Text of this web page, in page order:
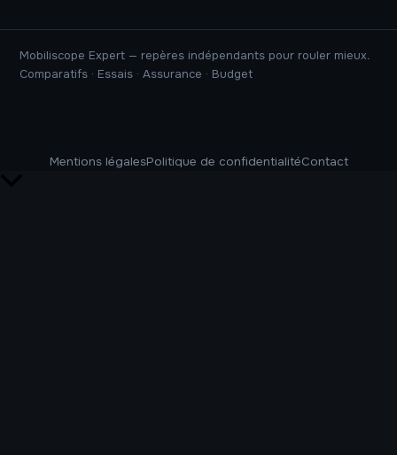
Mobiliscope Expert — repères indépendants pour rouler mieux.
Comparatifs · Essais · Assurance · Budget
Mentions légalesPolitique de confidentialitéContact